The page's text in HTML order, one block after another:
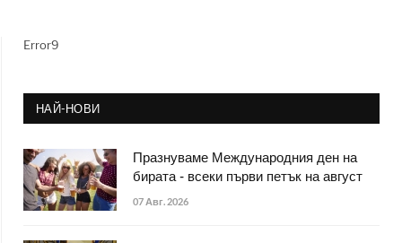
Error9
НАЙ-НОВИ
Празнуваме Международния ден на
бирата - всеки първи петък на август
07 Авг. 2026